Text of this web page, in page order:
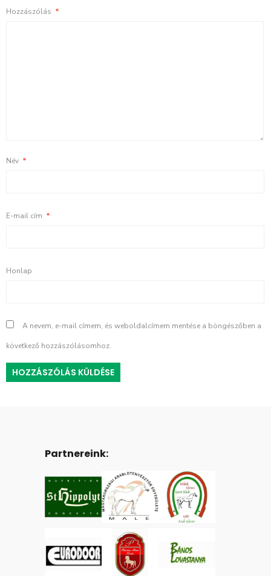
Hozzászólás *
Név *
E-mail cím *
Honlap
A nevem, e-mail címem, és weboldalcímem mentése a böngészőben a
következő hozzászólásomhoz.
Partnereink: